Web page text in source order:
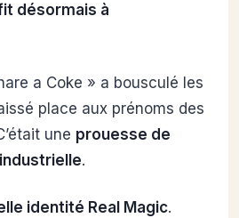
désormais à
a Coke » a bousculé les
place aux prénoms des
une prouesse de
.
identité Real Magic.